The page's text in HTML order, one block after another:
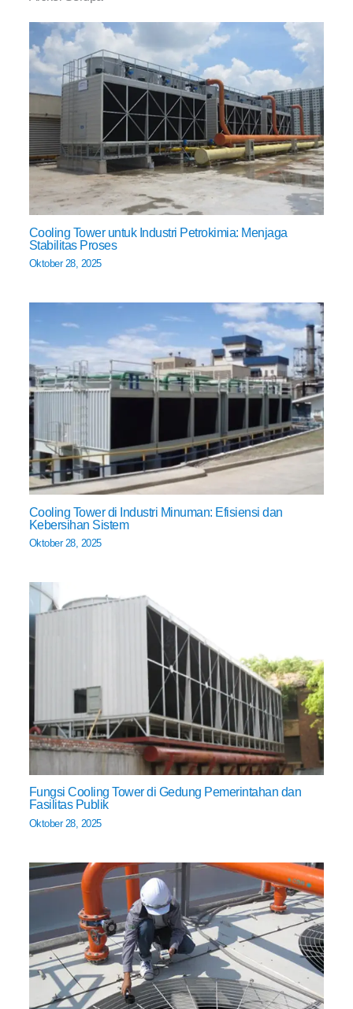
Cooling Tower untuk Industri Petrokimia: Menjaga
Stabilitas Proses
Oktober 28, 2025
Cooling Tower di Industri Minuman: Efisiensi dan
Kebersihan Sistem
Oktober 28, 2025
Fungsi Cooling Tower di Gedung Pemerintahan dan
Fasilitas Publik
Oktober 28, 2025